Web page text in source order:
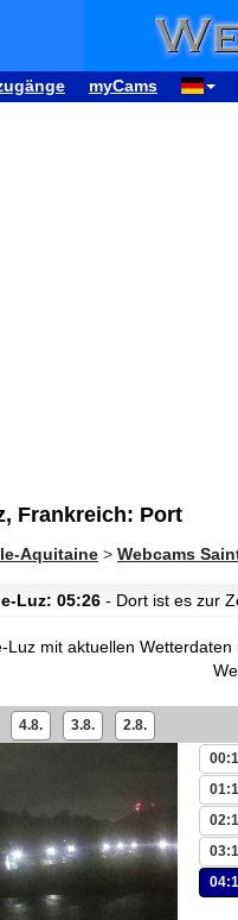
myCams
Frankreich: Port
Aquitaine > Webcams
Luz: 05:26 - Dort ist es zur
mit aktuellen Wetterdaten
4.8. 3.8. 2.8.